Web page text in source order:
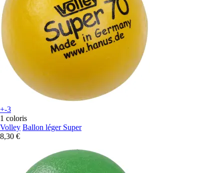
+-3
1 coloris
Volley Ballon léger Super
8,30 €